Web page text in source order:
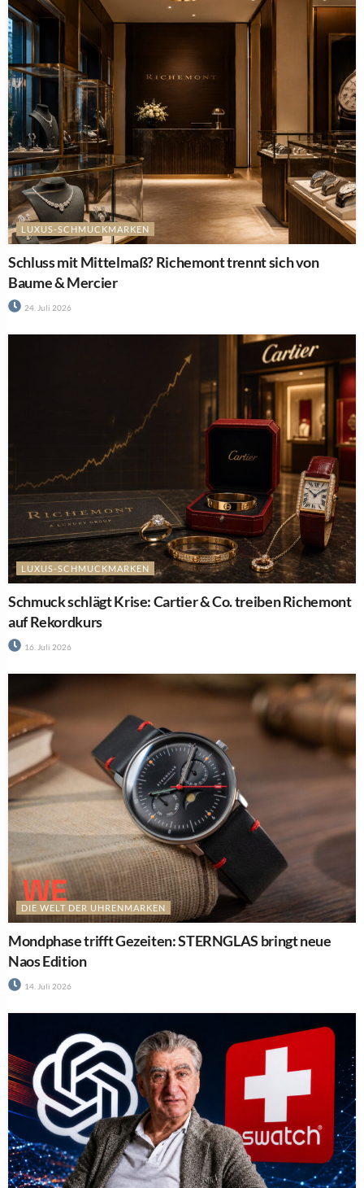
kann (Teil 2)
14. Juli 2026
AKTUELL
100 Jahre Automatikuhr: Wie Fortis die Armbanduhr
JAPANISCHE UHREN
Seiko bringt neue Cocktail-Time-Modelle und Field
Series GMT
13. Juli 2026